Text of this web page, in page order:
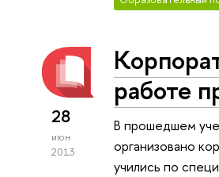
28
июн
2013
работе
В прошедшем
организовано
учились по